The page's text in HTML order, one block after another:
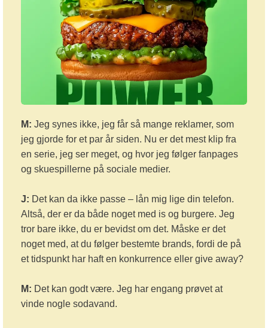
M: Jeg synes ikke, jeg får så mange reklamer, som
jeg gjorde for et par år siden. Nu er det mest klip fra
en serie, jeg ser meget, og hvor jeg følger fanpages
og skuespillerne på sociale medier.
J: Det kan da ikke passe – lån mig lige din telefon.
Altså, der er da både noget med is og burgere. Jeg
tror bare ikke, du er bevidst om det. Måske er det
noget med, at du følger bestemte brands, fordi de på
et tidspunkt har haft en konkurrence eller give away?
M: Det kan godt være. Jeg har engang prøvet at
vinde nogle sodavand.